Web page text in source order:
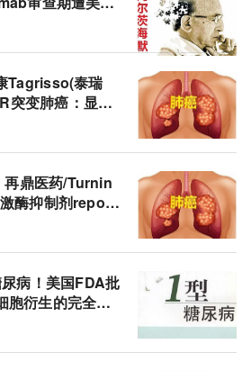
FcRn
和铂医药
食管鳞状细胞癌
ESCC
替雷利珠单抗
核输出抑制剂
肺癌
TRK
Turning Point
阿尔茨海默
β淀粉样蛋白
实体瘤
药物 HER2
第一三共
Tagrisso(泰瑞
突变肺癌：显著
再鼎医药/Turnin
酶抑制剂repotr
病！美国FDA批
胞衍生的完全分